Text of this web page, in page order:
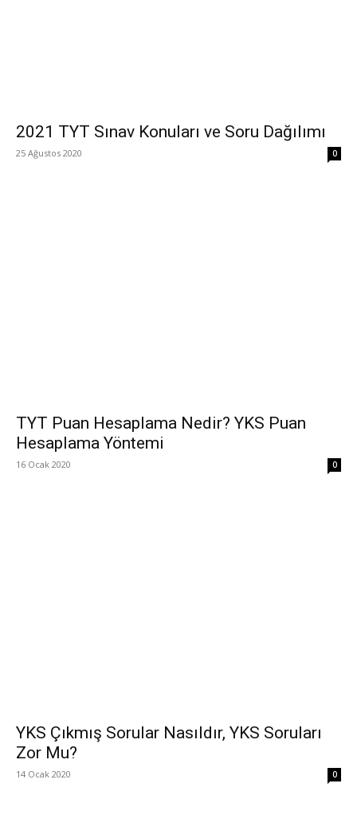
2021 TYT Sınav Konuları ve Soru Dağılımı
25 Ağustos 2020 0
TYT Puan Hesaplama Nedir? YKS Puan
Hesaplama Yöntemi
16 Ocak 2020 0
YKS Çıkmış Sorular Nasıldır, YKS Soruları
Zor Mu?
14 Ocak 2020 0